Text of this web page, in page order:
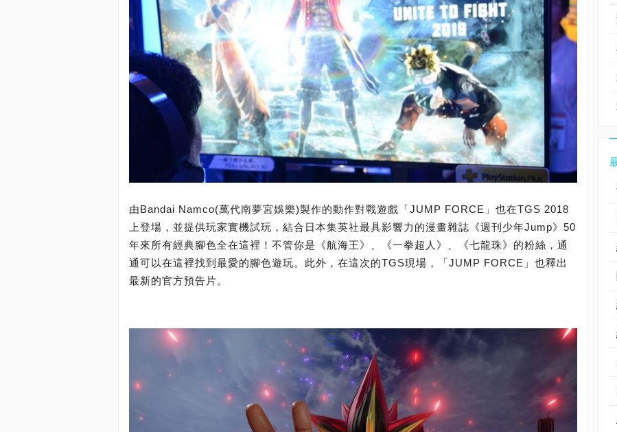
由Bandai Namco(萬代南夢宮娛樂)製作的動作對戰遊戲「JUMP FORCE」也在TGS 2018
上登場，並提供玩家實機試玩，結合日本集英社最具影響力的漫畫雜誌《週刊少年Jump》50
年來所有經典腳色全在這裡！不管你是《航海王》、《一拳超人》、《七龍珠》的粉絲，通
通可以在這裡找到最愛的腳色遊玩。此外，在這次的TGS現場，「JUMP FORCE」也釋出
最新的官方預告片。